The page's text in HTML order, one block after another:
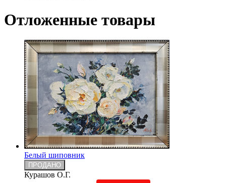
Отложенные товары
Белый шиповник
ПРОДАНО
Курашов О.Г.